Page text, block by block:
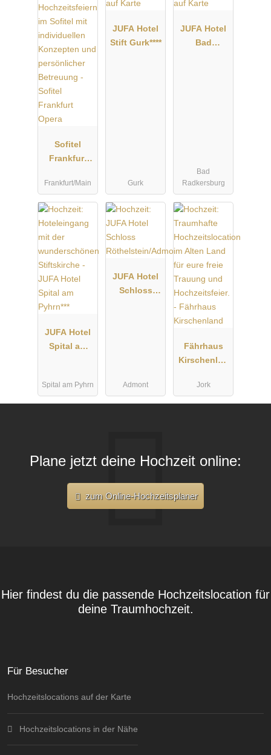
Sofitel
Frankfurt
Frankfurt/Main
JUFA Hotel
Stift Gurk****
Gurk
JUFA Hotel
Bad
Bad
Radkersburg
JUFA Hotel
Spital am
Spital am Pyhrn
JUFA Hotel
Schloss
Admont
Fährhaus
Kirschenlan
Jork
Plane jetzt deine Hochzeit online:
zum Online-Hochzeitsplaner
Hier findest du die passende Hochzeitslocation für
deine Traumhochzeit.
Für Besucher
Hochzeitslocations auf der Karte
Hochzeitslocations in der Nähe